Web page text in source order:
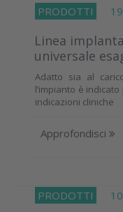
PRODOTTI 19
Linea
universale
Adatto sia al
l’impianto è
indicazioni cliniche
Approfondisci
PRODOTTI 10